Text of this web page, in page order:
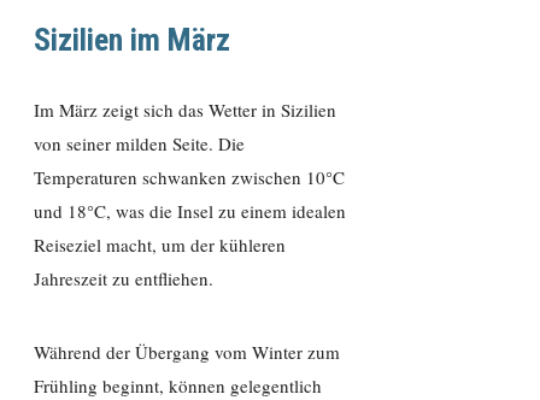
Sizilien im März
Im März zeigt sich das Wetter in Sizilien
von seiner milden Seite. Die
Temperaturen schwanken zwischen 10°C
und 18°C, was die Insel zu einem idealen
Reiseziel macht, um der kühleren
Jahreszeit zu entfliehen.
Während der Übergang vom Winter zum
Frühling beginnt, können gelegentlich